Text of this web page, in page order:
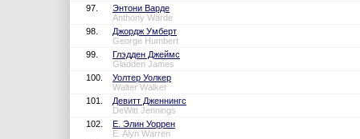
97.
Энтони Варде
Anthony Warde
98.
Джордж Умберт
George Humbert
99.
Глэдден Джеймс
Gladden James
100.
Уолтер Уолкер
Walter Walker
101.
Девитт Дженнингс
DeWitt Jennings
102.
Е. Элин Уоррен
E. Alyn Warren